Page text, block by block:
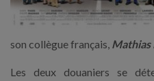
son collègue français, Mathias
Les deux douaniers se